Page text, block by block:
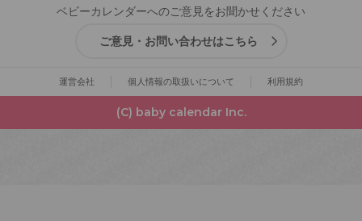
ベビーカレンダーへのご意見をお聞かせください
ご意見・お問い合わせはこちら
運営会社 個人情報の取扱いについて 利用規約
(C) baby calendar Inc.